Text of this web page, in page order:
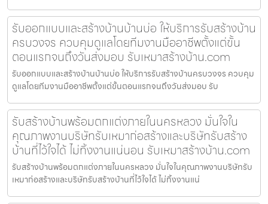
รับออกแบบและสร้างบ้านบ้านบ่อ ให้บริการรับสร้างบ้าน
ครบวงจร ควบคุมดูแลโดยทีมงานมืออาชีพตั้งแต่ขั้น
ตอนแรกจนถึงวันส่งมอบ รับเหมาสร้างบ้าน.com
รับออกแบบและสร้างบ้านบ้านบ่อ ให้บริการรับสร้างบ้านครบวงจร ควบคุม
ดูแลโดยทีมงานมืออาชีพตั้งแต่ขั้นตอนแรกจนถึงวันส่งมอบ รับ
รับสร้างบ้านพร้อมตกแต่งภายในนครหลวง มั่นใจใน
คุณภาพงานบริษัทรับเหมาก่อสร้างและบริษัทรับสร้าง
บ้านที่ไว้ใจได้ ไม่ทิ้งงานแน่นอน รับเหมาสร้างบ้าน.com
รับสร้างบ้านพร้อมตกแต่งภายในนครหลวง มั่นใจในคุณภาพงานบริษัทรับ
เหมาก่อสร้างและบริษัทรับสร้างบ้านที่ไว้ใจได้ ไม่ทิ้งงานแน่